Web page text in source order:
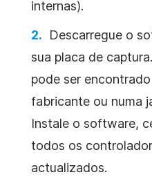
internas).
Descarregue o
sua placa de
pode ser
fabricante ou numa
Instale o software,
todos os
actualizados.